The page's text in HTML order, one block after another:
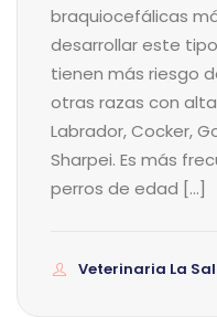
braquiocefálicas
desarrollar este
tienen más riesgo
otras razas con
Labrador, Cocker,
Sharpei. Es más
perros de edad […]
Veterinaria La